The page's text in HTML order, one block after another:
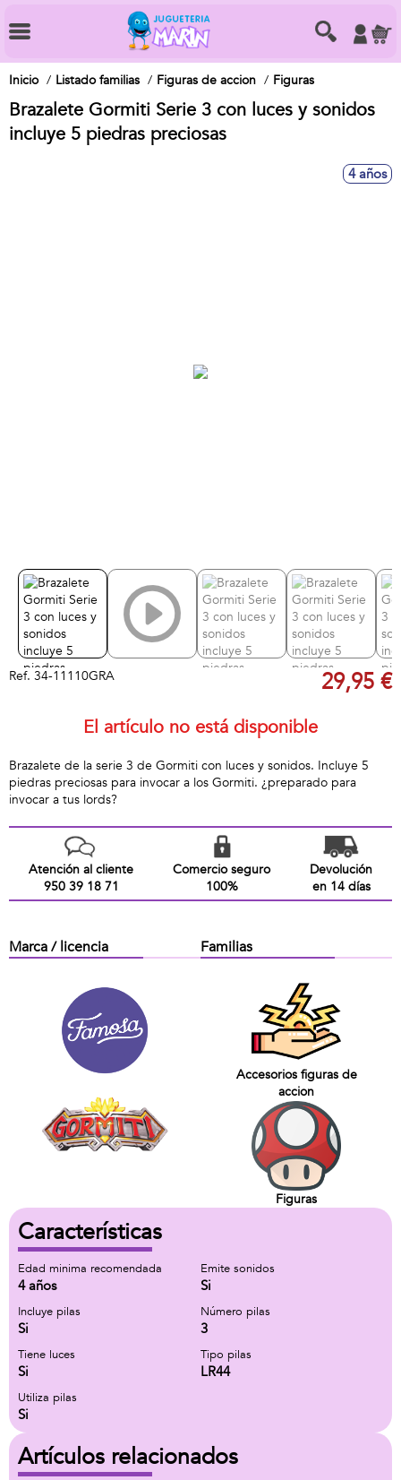
Inicio Listado familias Figuras de accion Figuras
Brazalete Gormiti Serie 3 con luces y sonidos
incluye 5 piedras preciosas
4 años
Ref. 34-11110GRA 29,95 €
El artículo no está disponible
Brazalete de la serie 3 de Gormiti con luces y sonidos. Incluye 5
piedras preciosas para invocar a los Gormiti. ¿preparado para
invocar a tus lords?
Atención al cliente
950 39 18 71
Comercio seguro
100%
Devolución
en 14 días
Marca / licencia Familias
Accesorios figuras de
accion
Figuras
Características
Edad minima recomendada
4 años
Emite sonidos
Si
Incluye pilas
Si
Número pilas
3
Tiene luces
Si
Tipo pilas
LR44
Utiliza pilas
Si
Artículos relacionados